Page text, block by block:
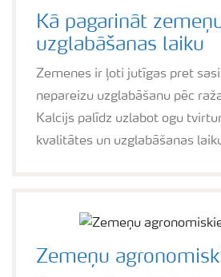
Kā pagarināt
uzglabāšanas laiku
Zemenes ir ļoti jutīgas pret
nepareizu uzglabāšanu pēc
Kalcijs palīdz uzlabot ogu
kvalitātes un uzglabāšanas
Zemeņu